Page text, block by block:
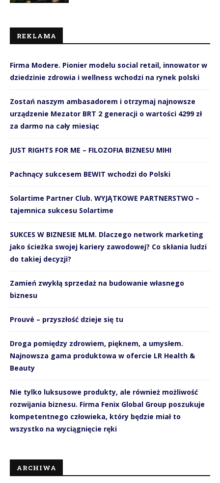
REKLAMA
Firma Modere. Pionier modelu social retail, innowator w
dziedzinie zdrowia i wellness wchodzi na rynek polski
Zostań naszym ambasadorem i otrzymaj najnowsze
urządzenie Mezator BRT 2 generacji o wartości 4299 zł
za darmo na cały miesiąc
JUST RIGHTS FOR ME – FILOZOFIA BIZNESU MIHI
Pachnący sukcesem BEWIT wchodzi do Polski
Solartime Partner Club. WYJĄTKOWE PARTNERSTWO –
tajemnica sukcesu Solartime
SUKCES W BIZNESIE MLM. Dlaczego network marketing
jako ścieżka swojej kariery zawodowej? Co skłania ludzi
do takiej decyzji?
Zamień zwykłą sprzedaż na budowanie własnego
biznesu
Prouvé – przyszłość dzieje się tu
Droga pomiędzy zdrowiem, pięknem, a umysłem.
Najnowsza gama produktowa w ofercie LR Health &
Beauty
Nie tylko luksusowe produkty, ale również możliwość
rozwijania biznesu. Firma Fenix Global Group poszukuje
kompetentnego człowieka, który będzie miał to
wszystko na wyciągnięcie ręki
ARCHIWA